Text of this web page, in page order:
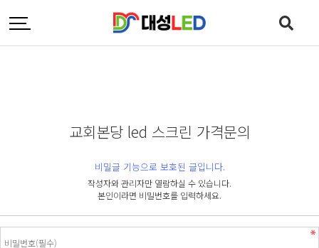
교회본당 led 스크린 가격문의
비밀글 기능으로 보호된 글입니다.
작성자와 관리자만 열람하실 수 있습니다.
본인이라면 비밀번호를 입력하세요.